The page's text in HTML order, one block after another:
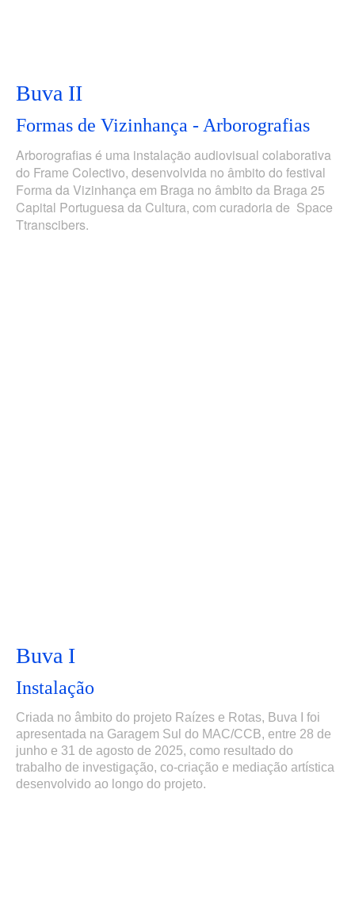
Buva II
Formas de Vizinhança - Arborografias
Arborografias é uma instalação audiovisual colaborativa
do Frame Colectivo, desenvolvida no âmbito do festival
Forma da Vizinhança em Braga no âmbito da Braga 25
Capital Portuguesa da Cultura, com curadoria de Space
Ttranscibers.
Buva I
Instalação
Criada no âmbito do projeto Raízes e Rotas, Buva I foi
apresentada na Garagem Sul do MAC/CCB, entre 28 de
junho e 31 de agosto de 2025, como resultado do
trabalho de investigação, co-criação e mediação artística
desenvolvido ao longo do projeto.